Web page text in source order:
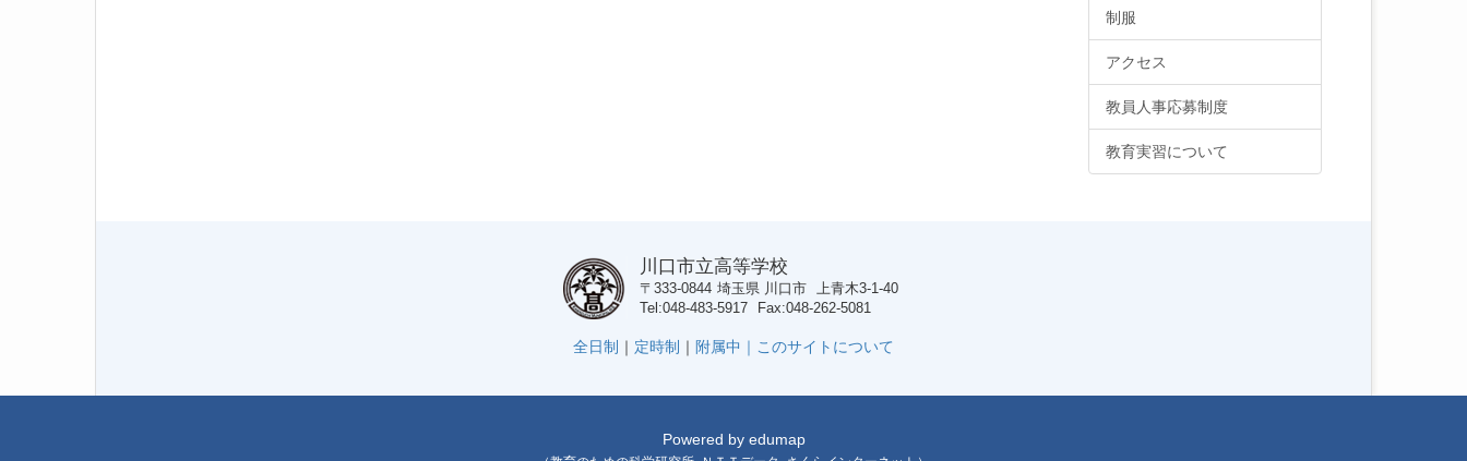
制服
アクセス
教員人事応募制度
教育実習について
川口市立高等学校
〒333-0844 埼玉県 川口市 上青木3-1-40
Tel 048-483-5917 Fax 048-262-5081
全日制 ｜ 定時制 ｜ 附属中｜ このサイトについて
Powered by edumap